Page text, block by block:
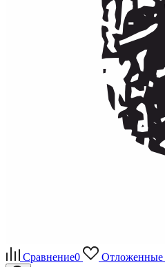
Сравнение0 Отложенные